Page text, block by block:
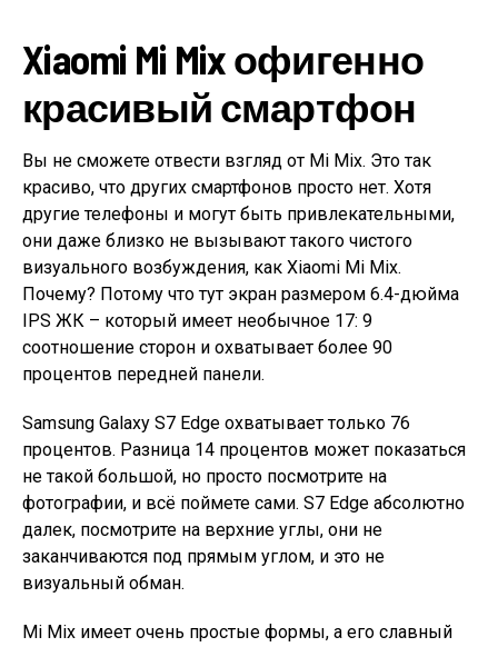
Xiaomi Mi Mix офигенно
красивый смартфон
Вы не сможете отвести взгляд от Mi Mix. Это так
красиво, что других смартфонов просто нет. Хотя
другие телефоны и могут быть привлекательными,
они даже близко не вызывают такого чистого
визуального возбуждения, как Xiaomi Mi Mix.
Почему? Потому что тут экран размером 6.4-дюйма
IPS ЖК – который имеет необычное 17: 9
соотношение сторон и охватывает более 90
процентов передней панели.
Samsung Galaxy S7 Edge охватывает только 76
процентов. Разница 14 процентов может показаться
не такой большой, но просто посмотрите на
фотографии, и всё поймете сами. S7 Edge абсолютно
далек, посмотрите на верхние углы, они не
заканчиваются под прямым углом, и это не
визуальный обман.
Mi Mix имеет очень простые формы, а его славный